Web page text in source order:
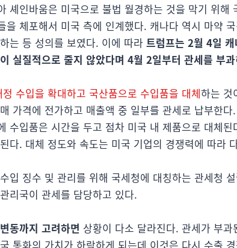
셰인바움은 미국으로 불법 월경하는 것을 막기 위해
을 체포해서 미국 측에 인계했다. 캐나다 역시 마약
는 등 성의를 보였다. 이에 따라 트럼프는 2월 4일
실질적으로 줄지 않았다며 4월 2일부터 관세를 부과
정 수입을 확대하고 국산품으로 수입품을 대체하는 것
가격에 전가하고 매출액 중 일부를 관세로 납부한
수입품은 시간을 두고 점차 미국 내 제품으로 대체
다. 대체 정도와 속도는 미국 기업의 경쟁력에 따라
입 징수 및 관리를 위해 국세청에 대칭하는 관세청
리국이 관세를 담당하고 있다.
동까지 고려하면 상황이 다소 달라진다. 관세가 부
통화의 가치가 하락하게 되는데 이것은 다시 수출